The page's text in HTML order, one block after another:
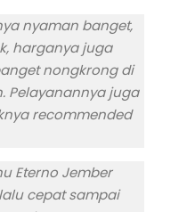
nyaman banget,
harganya juga
nongkrong di
Pelayanannya juga
recommended
Eterno Jember
cepat sampai